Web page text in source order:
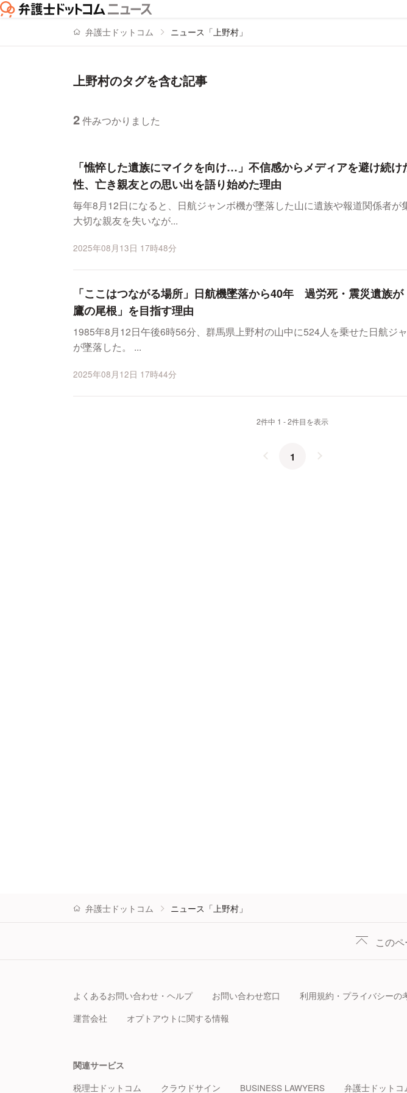
弁護士ドットコム ニュース「上野村」
上野村のタグを含む記事
2件みつかりました
「憔悴した遺族にマイクを向け…」不信感からメディアを避け続け
性、亡き親友との思い出を語り始めた理由
毎年8月12日になると、日航ジャンボ機が墜落した山に遺族や報道関係者が
大切な親友を失いなが...
2025年08月13日 17時48分
「ここはつながる場所」日航機墜落から40年 過労死・震災遺族が
鷹の尾根」を目指す理由
1985年8月12日午後6時56分、群馬県上野村の山中に524人を乗せた日航ジ
が墜落した。 ...
2025年08月12日 17時44分
2件中 1 - 2件目を表示
1
弁護士ドットコム ニュース「上野村」
この
よくあるお問い合わせ・ヘルプ お問い合わせ窓口 利用規約・プライバシーの
運営会社
オプトアウトに関する情報
関連サービス
税理士ドットコム
クラウドサイン BUSINESS LAWYERS 弁護士ドットコ